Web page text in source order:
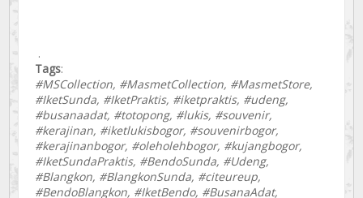
.
Tags:
#MSCollection, #MasmetCollection, #MasmetStore,
#IketSunda, #IketPraktis, #iketpraktis, #udeng,
#busanaadat, #totopong, #lukis, #souvenir,
#kerajinan, #iketlukisbogor, #souvenirbogor,
#kerajinanbogor, #oleholehbogor, #kujangbogor,
#IketSundaPraktis, #BendoSunda, #Udeng,
#Blangkon, #BlangkonSunda, #citeureup,
#BendoBlangkon, #IketBendo, #BusanaAdat,